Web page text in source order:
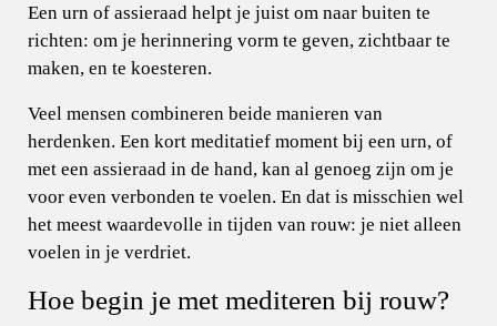
Een urn of assieraad helpt je juist om naar buiten te
richten: om je herinnering vorm te geven, zichtbaar te
maken, en te koesteren.
Veel mensen combineren beide manieren van
herdenken. Een kort meditatief moment bij een urn, of
met een assieraad in de hand, kan al genoeg zijn om je
voor even verbonden te voelen. En dat is misschien wel
het meest waardevolle in tijden van rouw: je niet alleen
voelen in je verdriet.
Hoe begin je met mediteren bij rouw?